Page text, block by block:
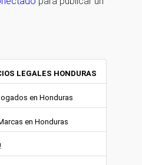
LEGALES HONDURAS
en Honduras
en Honduras